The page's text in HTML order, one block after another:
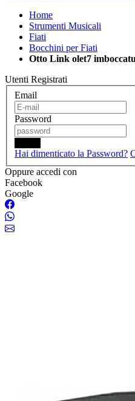
Home
Strumenti Musicali
Fiati
Bocchini per Fiati
Otto Link olet7
Utenti Registrati
Email
Password
Hai dimenticato la Password?
Oppure accedi con
Facebook
Google